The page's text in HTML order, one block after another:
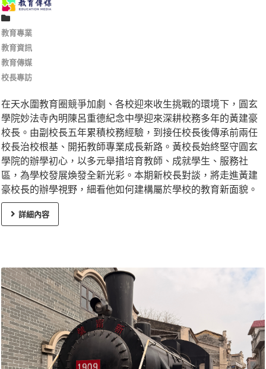
教育專業
教育資訊
教育傳媒
校長專訪
在天水圍教育圈競爭加劇、各校迎來收生挑戰的環境下，圓玄
學院妙法寺內明陳呂重德紀念中學迎來深耕校務多年的黃建豪
校長。由副校長五年累積校務經驗，到接任校長後傳承前兩任
校長治校根基、開拓教師專業成長新路。黃校長始終堅守圓玄
學院的辦學初心，以多元舉措培育教師、成就學生、服務社
區，為學校發展煥發全新光彩。本期新校長對談，將走進黃建
豪校長的辦學視野，細看他如何建構屬於學校的教育新面貌。
詳細內容